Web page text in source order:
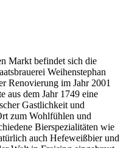
Markt befindet sich die
Weihenstephan
Renovierung im Jahr 2001
aus dem Jahr 1749 eine
Gastlichkeit und
zum Wohlfühlen und
Bierspezialitäten wie
auch Hefeweißbier und